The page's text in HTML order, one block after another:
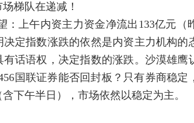
梯队在递减！
内资主力资金净流出133亿元（昨
决定指数涨跌的依然是内资主力机构
有话语权，决定指数的涨跌。沙漠雄
国联证券能否回封板？只有券商稳
下午半日），市场依然以稳定为主。